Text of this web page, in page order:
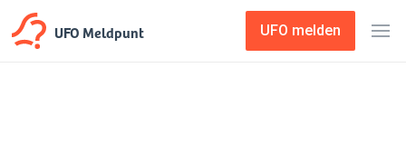
UFO Meldpunt UFO melden